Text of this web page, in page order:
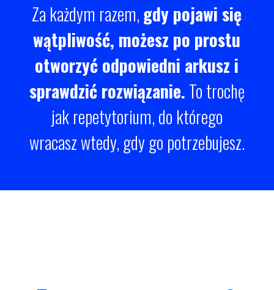
Za każdym razem,gdy pojawi się
wątpliwość, możesz po prostu
otworzyć odpowiedni arkusz i
sprawdzić rozwiązanie.To trochę
jak repetytorium, do którego
wracasz wtedy, gdy go potrzebujesz.